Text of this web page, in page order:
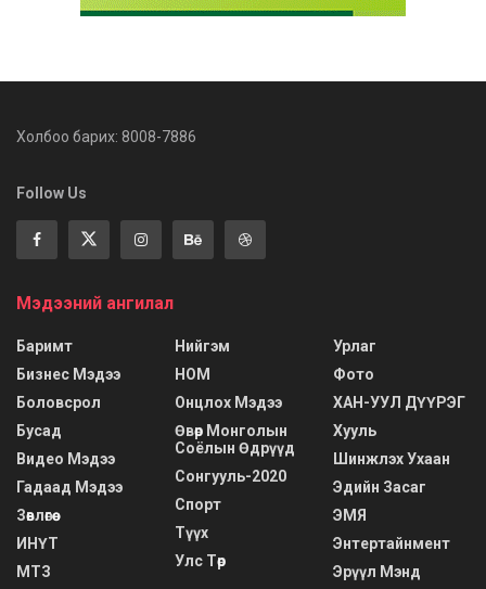
Холбоо барих: 8008-7886
Follow Us
Мэдээний ангилал
Баримт
Бизнес Мэдээ
Боловсрол
Бусад
Видео Мэдээ
Гадаад Мэдээ
Зөвлөгөө
ИНҮТ
МТЗ
Нийгэм
НОМ
Онцлох Мэдээ
Өвөр Монголын
Соёлын Өдрүүд
Сонгууль-2020
Спорт
Түүх
Улс Төр
Урлаг
Фото
ХАН-УУЛ ДҮҮРЭГ
Хууль
Шинжлэх Ухаан
Эдийн Засаг
ЭМЯ
Энтертайнмент
Эрүүл Мэнд